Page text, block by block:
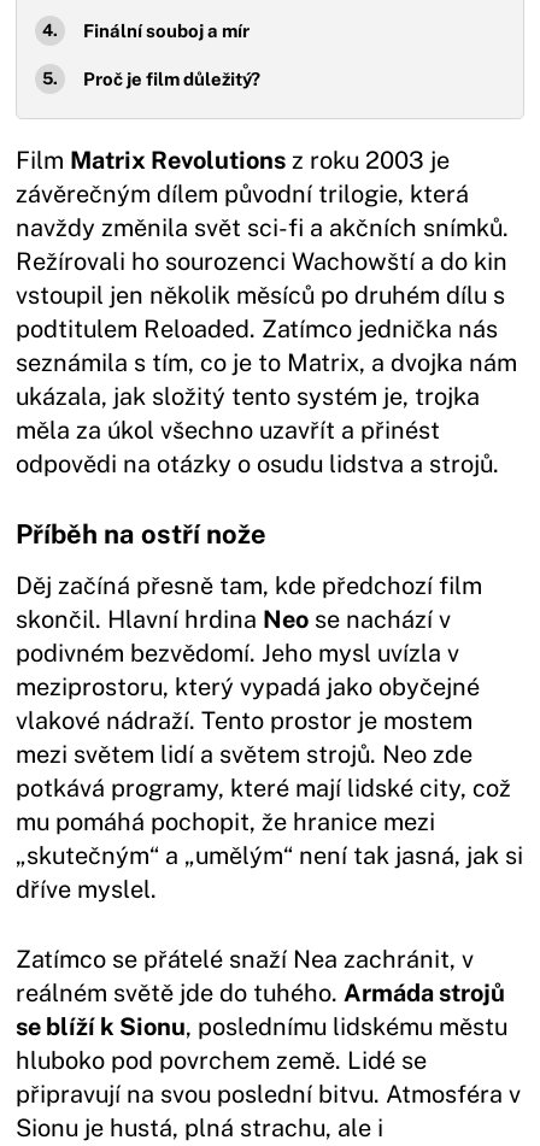
Finální souboj a mír
Proč je film důležitý?
Film Matrix Revolutions z roku 2003 je
závěrečným dílem původní trilogie, která
navždy změnila svět sci-fi a akčních snímků.
Režírovali ho sourozenci Wachowští a do kin
vstoupil jen několik měsíců po druhém dílu s
podtitulem Reloaded. Zatímco jednička nás
seznámila s tím, co je to Matrix, a dvojka nám
ukázala, jak složitý tento systém je, trojka
měla za úkol všechno uzavřít a přinést
odpovědi na otázky o osudu lidstva a strojů.
Příběh na ostří nože
Děj začíná přesně tam, kde předchozí film
skončil. Hlavní hrdina Neo se nachází v
podivném bezvědomí. Jeho mysl uvízla v
meziprostoru, který vypadá jako obyčejné
vlakové nádraží. Tento prostor je mostem
mezi světem lidí a světem strojů. Neo zde
potkává programy, které mají lidské city, což
mu pomáhá pochopit, že hranice mezi
„skutečným“ a „umělým“ není tak jasná, jak si
dříve myslel.
Zatímco se přátelé snaží Nea zachránit, v
reálném světě jde do tuhého.Armáda strojů
se blíží k Sionu, poslednímu lidskému městu
hluboko pod povrchem země. Lidé se
připravují na svou poslední bitvu. Atmosféra v
Sionu je hustá, plná strachu, ale i